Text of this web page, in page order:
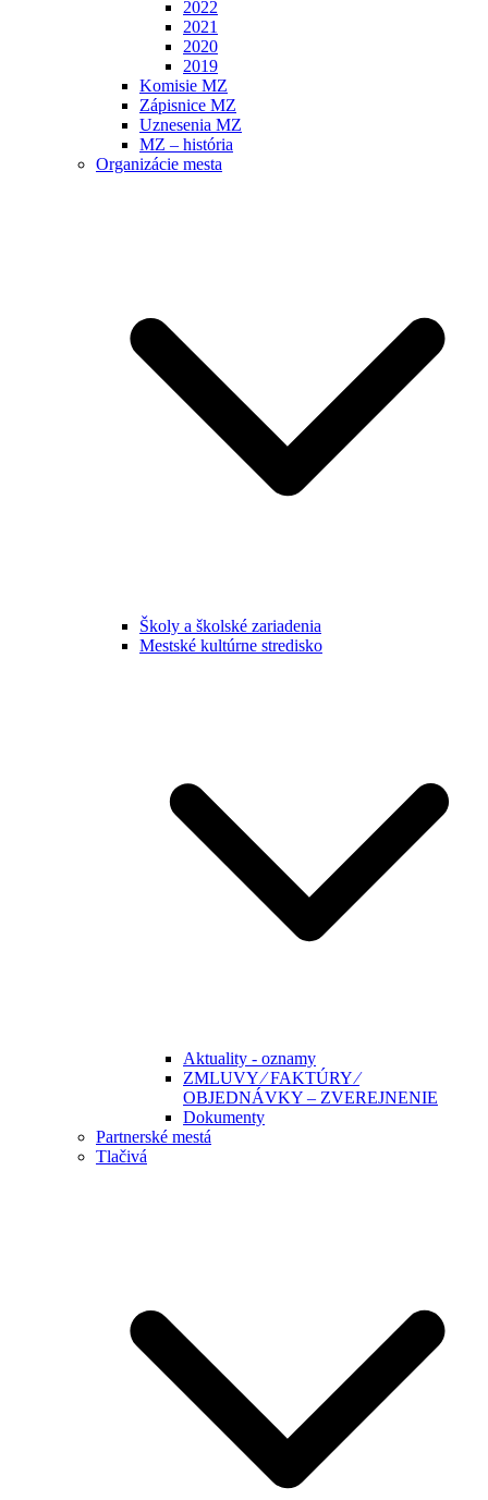
2022
2021
2020
2019
Komisie MZ
Zápisnice MZ
Uznesenia MZ
MZ – história
Organizácie mesta
Školy a školské zariadenia
Mestské kultúrne stredisko
Aktuality - oznamy
ZMLUVY ⁄ FAKTÚRY ⁄
OBJEDNÁVKY – ZVEREJNENIE
Dokumenty
Partnerské mestá
Tlačivá